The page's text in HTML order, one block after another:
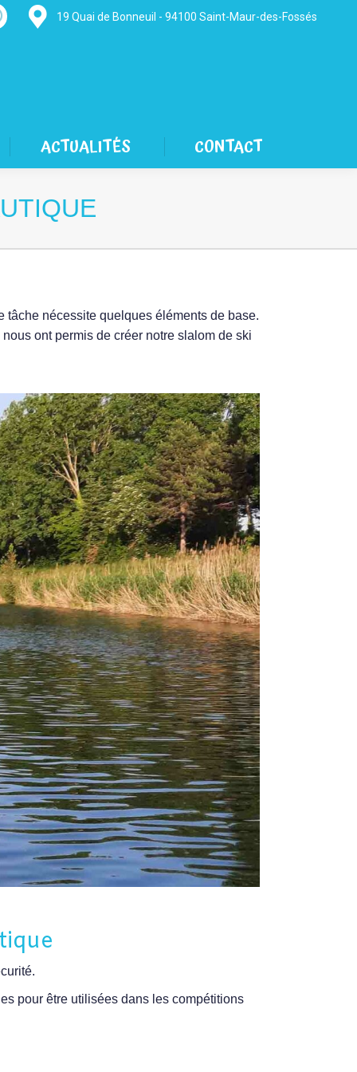
19 Quai de Bonneuil - 94100 Saint-Maur-des-Fossés
ACTUALITÉS CONTACT
tâche nécessite quelques éléments de base.
ont permis de créer notre slalom de ski
pour être utilisées dans les compétitions